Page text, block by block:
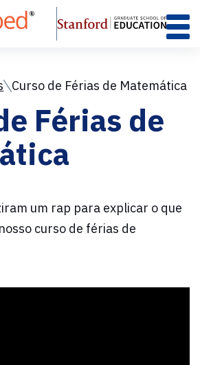
Curso de Férias de Matemática
Férias de
um rap para explicar o que
curso de férias de